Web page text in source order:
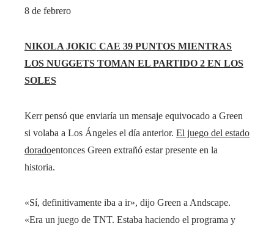
8 de febrero
NIKOLA JOKIC CAE 39 PUNTOS MIENTRAS
LOS NUGGETS TOMAN EL PARTIDO 2 EN LOS
SOLES
Kerr pensó que enviaría un mensaje equivocado a Green
si volaba a Los Ángeles el día anterior. El juego del estado
doradoentonces Green extrañó estar presente en la
historia.
«Sí, definitivamente iba a ir», dijo Green a Andscape.
«Era un juego de TNT. Estaba haciendo el programa y